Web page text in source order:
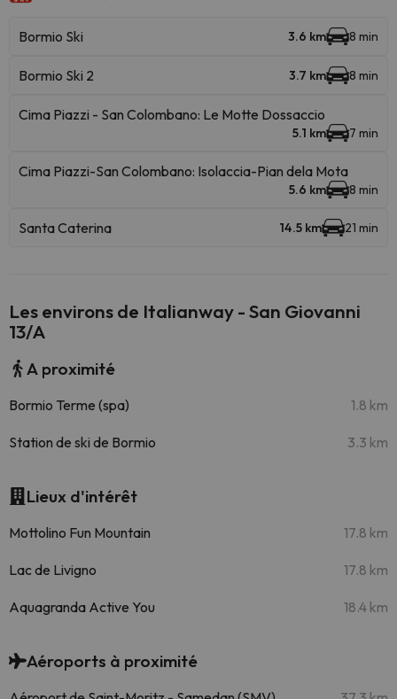
Bormio Ski 3.6 km 8 min
Bormio Ski 2 3.7 km 8 min
Cima Piazzi - San Colombano: Le Motte Dossaccio
5.1 km 7 min
Cima Piazzi-San Colombano: Isolaccia-Pian dela Mota
5.6 km 8 min
Santa Caterina 14.5 km 21 min
Les environs de Italianway - San Giovanni
13/A
A proximité
Bormio Terme (spa) 1.8 km
Station de ski de Bormio 3.3 km
Lieux d'intérêt
Mottolino Fun Mountain 17.8 km
Lac de Livigno 17.8 km
Aquagranda Active You 18.4 km
Aéroports à proximité